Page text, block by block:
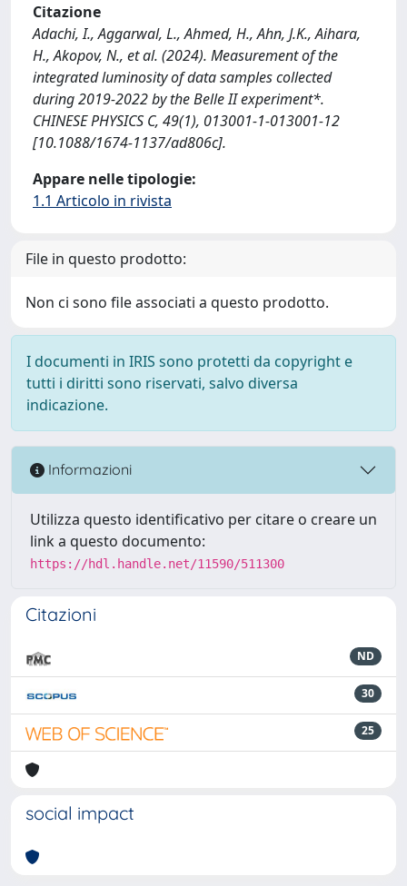
Citazione
Adachi, I., Aggarwal, L., Ahmed, H., Ahn, J.K., Aihara,
H., Akopov, N., et al. (2024). Measurement of the
integrated luminosity of data samples collected
during 2019-2022 by the Belle II experiment*.
CHINESE PHYSICS C, 49(1), 013001-1-013001-12
[10.1088/1674-1137/ad806c].
Appare nelle tipologie:
1.1 Articolo in rivista
File in questo prodotto:
Non ci sono file associati a questo prodotto.
I documenti in IRIS sono protetti da copyright e
tutti i diritti sono riservati, salvo diversa
indicazione.
Informazioni
Utilizza questo identificativo per citare o creare un
link a questo documento:
https://hdl.handle.net/11590/511300
Citazioni
ND
30
25
social impact